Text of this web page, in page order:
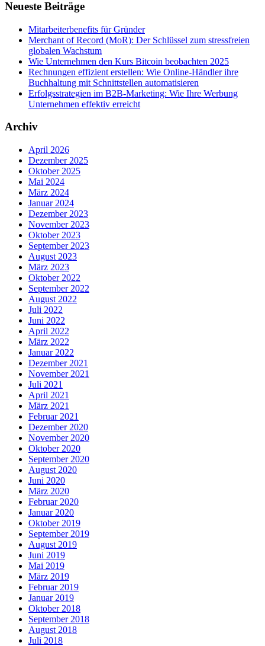
Neueste Beiträge
Mitarbeiterbenefits für Gründer
Merchant of Record (MoR): Der Schlüssel zum stressfreien
globalen Wachstum
Wie Unternehmen den Kurs Bitcoin beobachten 2025
Rechnungen effizient erstellen: Wie Online-Händler ihre
Buchhaltung mit Schnittstellen automatisieren
Erfolgsstrategien im B2B-Marketing: Wie Ihre Werbung
Unternehmen effektiv erreicht
Archiv
April 2026
Dezember 2025
Oktober 2025
Mai 2024
März 2024
Januar 2024
Dezember 2023
November 2023
Oktober 2023
September 2023
August 2023
März 2023
Oktober 2022
September 2022
August 2022
Juli 2022
Juni 2022
April 2022
März 2022
Januar 2022
Dezember 2021
November 2021
Juli 2021
April 2021
März 2021
Februar 2021
Dezember 2020
November 2020
Oktober 2020
September 2020
August 2020
Juni 2020
März 2020
Februar 2020
Januar 2020
Oktober 2019
September 2019
August 2019
Juni 2019
Mai 2019
März 2019
Februar 2019
Januar 2019
Oktober 2018
September 2018
August 2018
Juli 2018